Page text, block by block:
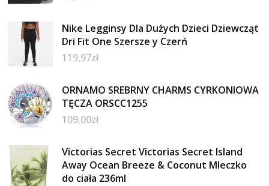
Nike Legginsy Dla Dużych Dzieci Dziewcząt
Dri Fit One Szersze y Czerń
119,97zł
ORNAMO SREBRNY CHARMS CYRKONIOWA
TĘCZA ORSCC1255
109,00zł
Victorias Secret Victorias Secret Island
Away Ocean Breeze & Coconut Mleczko
do ciała 236ml